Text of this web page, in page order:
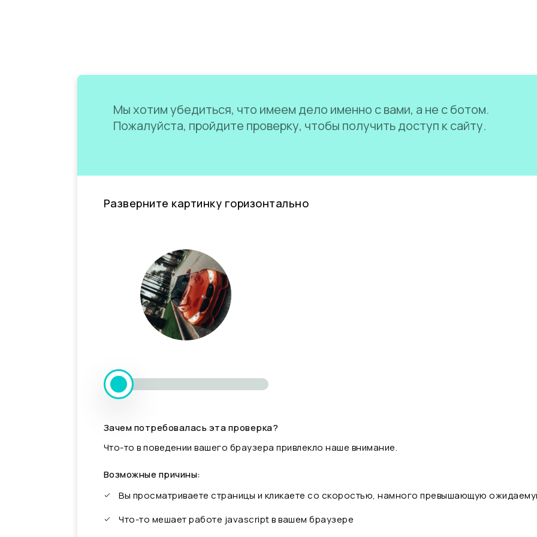
Мы хотим убедиться, что имеем дело именно с вами, а не с ботом.
Пожалуйста, пройдите проверку, чтобы получить доступ к сайту.
Разверните картинку горизонтально
Зачем потребовалась эта проверка?
Что-то в поведении вашего браузера привлекло наше внимание.
Возможные причины:
Вы просматриваете страницы и кликаете со скоростью, намного превышающую
Что-то мешает работе javascript в вашем браузере